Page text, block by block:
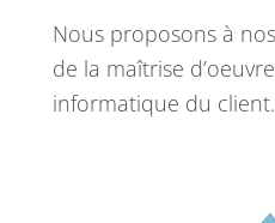
Nous proposons à
de la maîtrise
informatique du